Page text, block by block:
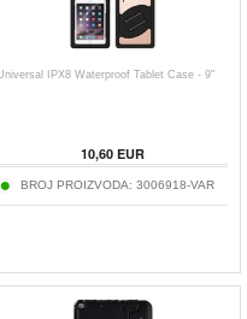
Universal IPX8 Waterproof Tablet Case - 9"
10,60EUR
BROJ PROIZVODA: 3006918-VAR